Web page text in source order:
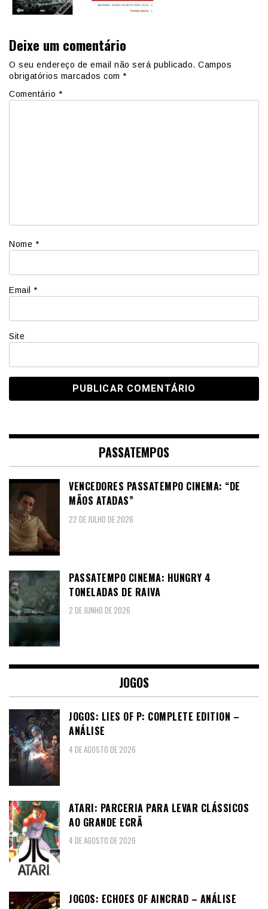
Deixe um comentário
O seu endereço de email não será publicado. Campos
obrigatórios marcados com *
Comentário *
Nome *
Email *
Site
PASSATEMPOS
VENCEDORES PASSATEMPO CINEMA: “DE
MÃOS ATADAS”
22 DE JULHO DE 2026
PASSATEMPO CINEMA: HUNGRY 4
TONELADAS DE RAIVA
2 DE JUNHO DE 2026
JOGOS
JOGOS: LIES OF P: COMPLETE EDITION –
ANÁLISE
4 DE AGOSTO DE 2026
ATARI: PARCERIA PARA LEVAR CLÁSSICOS
AO GRANDE ECRÃ
4 DE AGOSTO DE 2026
JOGOS: ECHOES OF AINCRAD – ANÁLISE